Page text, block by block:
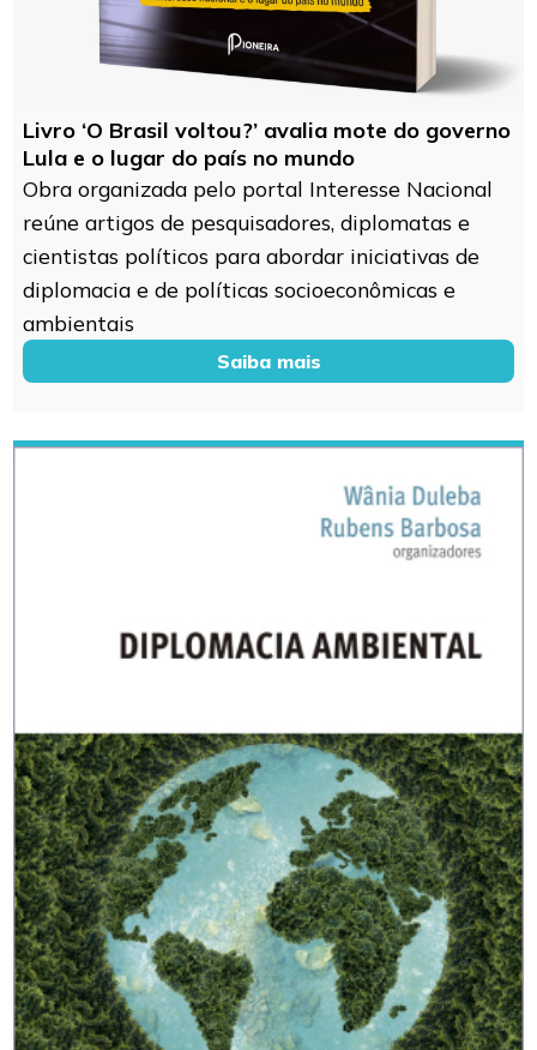
Livro ‘O Brasil voltou?’ avalia mote do governo
Lula e o lugar do país no mundo
Obra organizada pelo portal Interesse Nacional
reúne artigos de pesquisadores, diplomatas e
cientistas políticos para abordar iniciativas de
diplomacia e de políticas socioeconômicas e
ambientais
Saiba mais